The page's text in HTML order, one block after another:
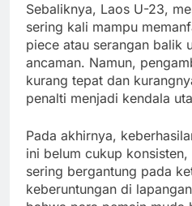
Sebaliknya, Laos U-23,
sering kali mampu
piece atau serangan balik
ancaman. Namun,
kurang tepat dan
penalti menjadi kendala
Pada akhirnya,
ini belum cukup
sering bergantung pada
keberuntungan di